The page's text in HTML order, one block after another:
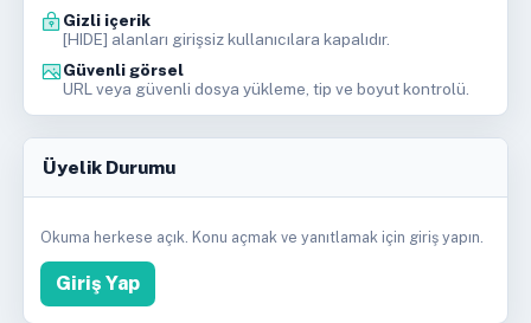
Gizli içerik
[HIDE] alanları girişsiz kullanıcılara kapalıdır.
Güvenli görsel
URL veya güvenli dosya yükleme, tip ve boyut kontrolü.
Üyelik Durumu
Okuma herkese açık. Konu açmak ve yanıtlamak için giriş yapın.
Giriş Yap